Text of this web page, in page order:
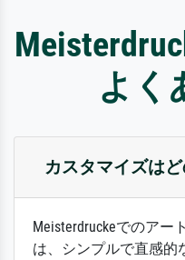
よく
カスタマイズは
Meisterdruckeでのアー
は、シンプルで直感的